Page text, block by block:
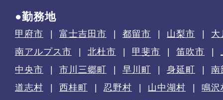
●勤務地
甲府市 富士吉田市 都留市 山梨市
大
南アルプス市
北杜市 甲斐市 笛吹市
中央市
市川三郷町 早川町 身延町
南
道志村
西桂町 忍野村 山中湖村
鳴沢